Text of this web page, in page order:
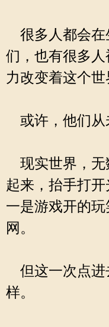
很多人都会在
们，也有很多
力改变着这个世
或许，他们从
现实世界，无
起来，抬手打
一是游戏开的
网。
但这一次点进
样。